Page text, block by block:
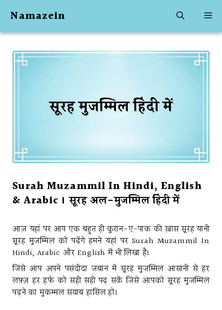
content
Namazein
Surah Muzammil In Hindi, English
& Arabic । सूरह अल-मुजम्मिल हिंदी में
आज़ यहां पर आप एक बहुत ही कुरान-ए-पाक की ख़ास सूरह यानी
सूरह मुजम्मिल को पढ़ेंगे हमने यहां पर Surah Muzammil In
Hindi, Arabic और English में भी लिखा है।
जिसे आप अपने पसंदीदा जबान में सूरह मुजम्मिल आसानी से हर
लफ़्ज़ हर हर्फ को सही सही पढ़ सकें जिसे आपको सूरह मुजम्मिल
पढ़ने का मुकम्मल सवाब हासिल हो।